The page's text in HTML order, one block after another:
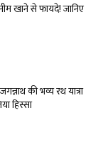
खाने से फायदे! जानिए
की भव्य रथ यात्रा
हिस्सा